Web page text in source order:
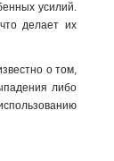
усилий.
делает их
о том,
либо